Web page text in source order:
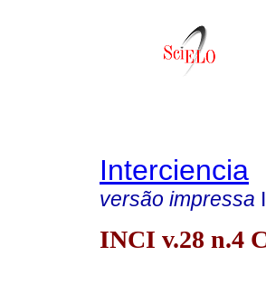
Interciencia
versão impressa
INCI v.28 n.4